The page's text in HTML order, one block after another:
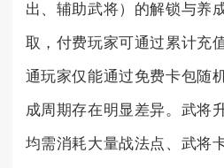
出、辅助武将）的解锁与养
取，付费玩家可通过累计充
通玩家仅能通过免费卡包随
成周期存在明显差异。武将
均需消耗大量战法点、武将